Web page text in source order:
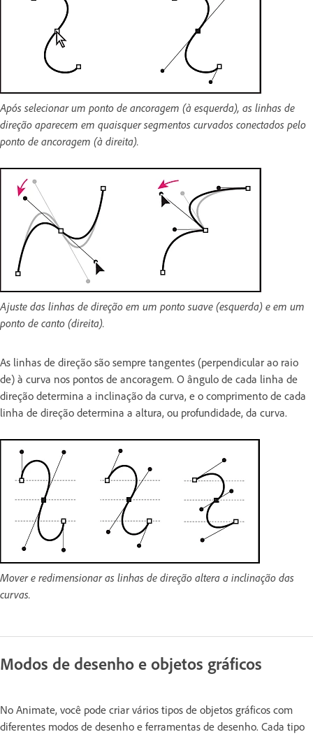
Após selecionar um ponto de ancoragem (à esquerda), as linhas de
direção aparecem em quaisquer segmentos curvados conectados pelo
ponto de ancoragem (à direita).
Ajuste das linhas de direção em um ponto suave (esquerda) e em um
ponto de canto (direita).
As linhas de direção são sempre tangentes (perpendicular ao raio
de) à curva nos pontos de ancoragem. O ângulo de cada linha de
direção determina a inclinação da curva, e o comprimento de cada
linha de direção determina a altura, ou profundidade, da curva.
Mover e redimensionar as linhas de direção altera a inclinação das
curvas.
Modos de desenho e objetos gráficos
No Animate, você pode criar vários tipos de objetos gráficos com
diferentes modos de desenho e ferramentas de desenho. Cada tipo